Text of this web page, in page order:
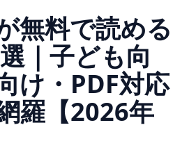
無料で読める
｜子ども向
け・PDF対応
羅【2026年